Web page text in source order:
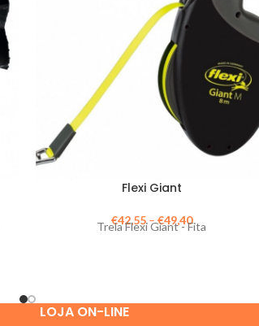
Flexi Giant
€42,55–€49,40
Trela Flexi Giant - Fita
LOJA ON-LINE